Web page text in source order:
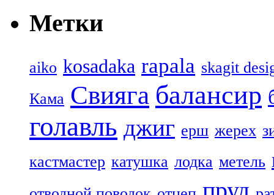
Метки
aiko kosadaka rapala skagit
Кама Свияга балансир
голавль джиг ерш жерех
кастмастер катушка лодка метель